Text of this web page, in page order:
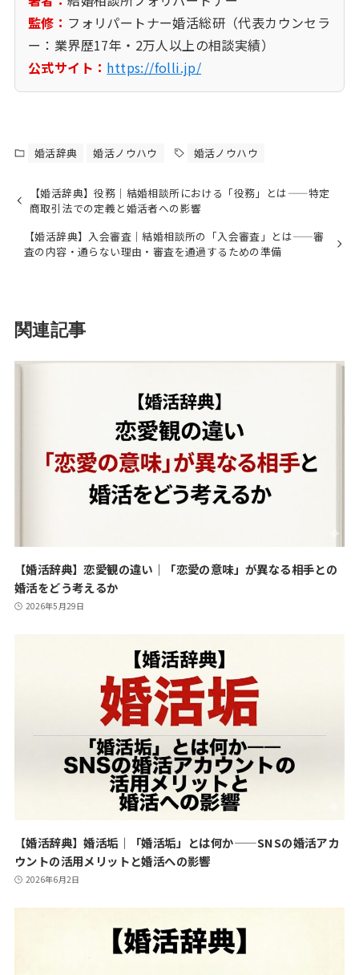
監修： フォリパートナー婚活総研（代表カウンセラ
ー：業界歴17年・2万人以上の相談実績）
公式サイト： https://folli.jp/
婚活辞典 婚活ノウハウ 婚活ノウハウ
【婚活辞典】役務｜結婚相談所における「役務」とは——特定
商取引法での定義と婚活者への影響
【婚活辞典】入会審査｜結婚相談所の「入会審査」とは——審
査の内容・通らない理由・審査を通過するための準備
関連記事
【婚活辞典】恋愛観の違い｜「恋愛の意味」が異なる相手との
婚活をどう考えるか
2026年5月29日
【婚活辞典】婚活垢｜「婚活垢」とは何か——SNSの婚活アカ
ウントの活用メリットと婚活への影響
2026年6月2日